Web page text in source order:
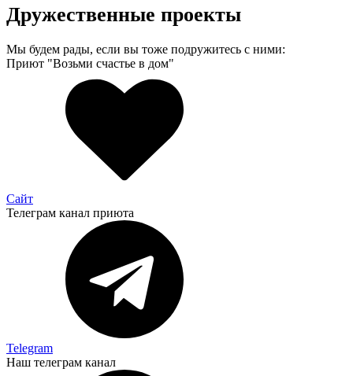
Дружественные проекты
Мы будем рады, если вы тоже подружитесь с ними:
Приют "Возьми счастье в дом"
Сайт
Телеграм канал приюта
Telegram
Наш телеграм канал